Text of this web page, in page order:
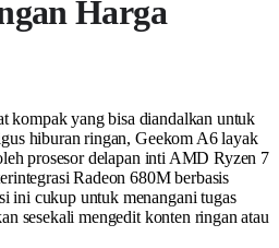
Harga
kompak yang bisa diandalkan untuk
hiburan ringan, Geekom A6 layak
prosesor delapan inti AMD Ryzen 7
Radeon 680M berbasis
ini cukup untuk menangani tugas
sesekali mengedit konten ringan atau